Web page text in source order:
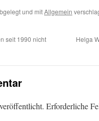
und mitAllgemein
seit 1990 nicht
Helga
Erforderliche